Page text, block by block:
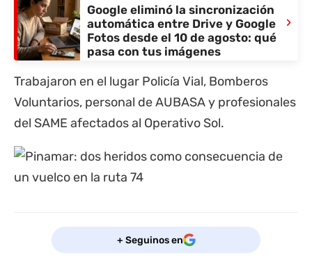
Google eliminó la sincronización
automática entre Drive y Google
Fotos desde el 10 de agosto: qué
pasa con tus imágenes
›
Trabajaron en el lugar Policía Vial, Bomberos
Voluntarios, personal de AUBASA y profesionales
del SAME afectados al Operativo Sol.
+ Seguinos en